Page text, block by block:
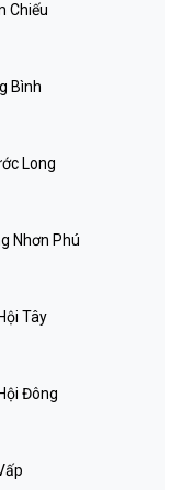
Chiếu
Bình
Long
Nhơn Phú
Tây
Đông